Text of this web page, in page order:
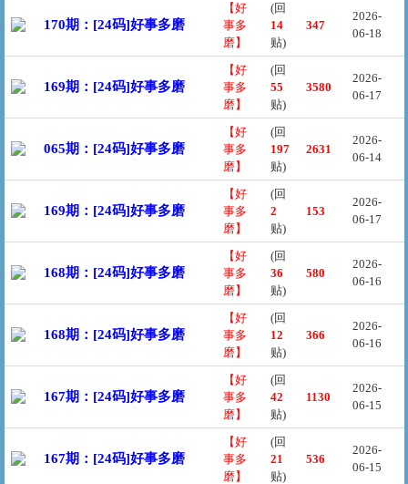
170期：[24码]好事多磨
【好
事多
磨】
(回
14
贴)
347
2026-
06-18
169期：[24码]好事多磨
【好
事多
磨】
(回
55
贴)
3580
2026-
06-17
065期：[24码]好事多磨
【好
事多
磨】
(回
197
贴)
2631
2026-
06-14
169期：[24码]好事多磨
【好
事多
磨】
(回
2
贴)
153
2026-
06-17
168期：[24码]好事多磨
【好
事多
磨】
(回
36
贴)
580
2026-
06-16
168期：[24码]好事多磨
【好
事多
磨】
(回
12
贴)
366
2026-
06-16
167期：[24码]好事多磨
【好
事多
磨】
(回
42
贴)
1130
2026-
06-15
167期：[24码]好事多磨
【好
事多
磨】
(回
21
贴)
536
2026-
06-15